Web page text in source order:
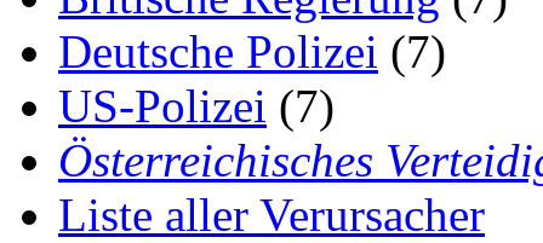
Deutsche Polizei (7)
US-Polizei (7)
Österreichisches
Liste aller Verursacher